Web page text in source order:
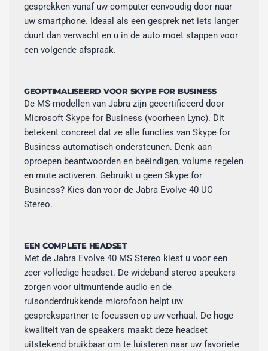
gesprekken vanaf uw computer eenvoudig door naar
uw smartphone. Ideaal als een gesprek net iets langer
duurt dan verwacht en u in de auto moet stappen voor
een volgende afspraak.
GEOPTIMALISEERD VOOR SKYPE FOR BUSINESS
De MS-modellen van Jabra zijn gecertificeerd door
Microsoft Skype for Business (voorheen Lync). Dit
betekent concreet dat ze alle functies van Skype for
Business automatisch ondersteunen. Denk aan
oproepen beantwoorden en beëindigen, volume regelen
en mute activeren. Gebruikt u geen Skype for
Business? Kies dan voor de Jabra Evolve 40 UC
Stereo.
EEN COMPLETE HEADSET
Met de Jabra Evolve 40 MS Stereo kiest u voor een
zeer volledige headset. De wideband stereo speakers
zorgen voor uitmuntende audio en de
ruisonderdrukkende microfoon helpt uw
gesprekspartner te focussen op uw verhaal. De hoge
kwaliteit van de speakers maakt deze headset
uitstekend bruikbaar om te luisteren naar uw favoriete